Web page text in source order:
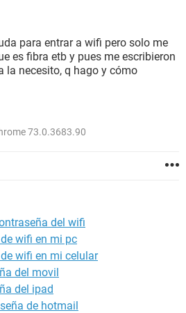
para entrar a wifi pero solo me
es fibra etb y pues me escribieron
la necesito, q hago y cómo
73.0.3683.90
del wifi
wifi en mi pc
wifi en mi celular
del movil
del ipad
de hotmail